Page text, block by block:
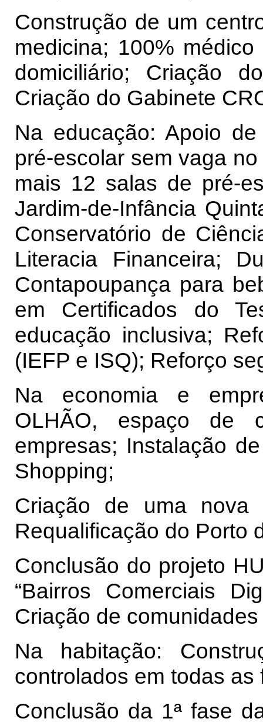
Construção de um
medicina; 100%
domiciliário; Criação
Criação do Gabinete
Na educação: Apoio
pré-escolar sem vaga
mais 12 salas de pré-
Jardim-de-Infância
Conservatório de
Literacia Financeira;
Contapoupança para
em Certificados do
educação inclusiva;
(IEFP e ISQ); Reforço
Na economia e
OLHÃO, espaço de
empresas; Instalação
Shopping;
Criação de uma nova
Requalificação do Porto
Conclusão do projeto
“Bairros Comerciais
Criação de
Na habitação:
controlados em todas as
Conclusão da 1ª fase